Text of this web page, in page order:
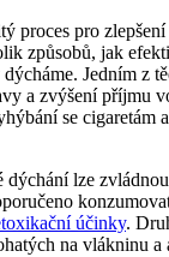
proces pro
způsobů, jak
Jedním z
a zvýšení příjmu
se cigaretám
dýchání lze
účinky.
na vlákninu a